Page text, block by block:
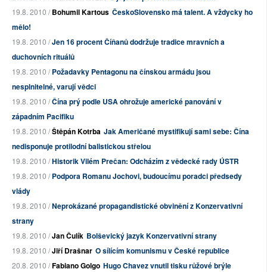
19.8. 2010 /Bohumil Kartous ČeskoSlovensko má talent. A vždycky ho
mělo!
19.8. 2010 /Jen 16 procent Číňanů dodržuje tradice mravních a
duchovních rituálů
19.8. 2010 /Požadavky Pentagonu na čínskou armádu jsou
nesplnitelné, varují vědci
19.8. 2010 /Čína prý podle USA ohrožuje americké panování v
západním Pacifiku
19.8. 2010 /Štěpán Kotrba Jak Američané mystifikují sami sebe: Čína
nedisponuje protilodní balistickou střelou
19.8. 2010 /Historik Vilém Prečan: Odcházím z vědecké rady ÚSTR
19.8. 2010 /Podpora Romanu Jochovi, budoucímu poradci předsedy
vlády
19.8. 2010 /Neprokázané propagandistické obvinění z Konzervativní
strany
19.8. 2010 /Jan Čulík Bolševický jazyk Konzervativní strany
19.8. 2010 /Jiří Drašnar O sílícím komunismu v České republice
20.8. 2010 /Fabiano Golgo Hugo Chavez vnutil tisku růžové brýle